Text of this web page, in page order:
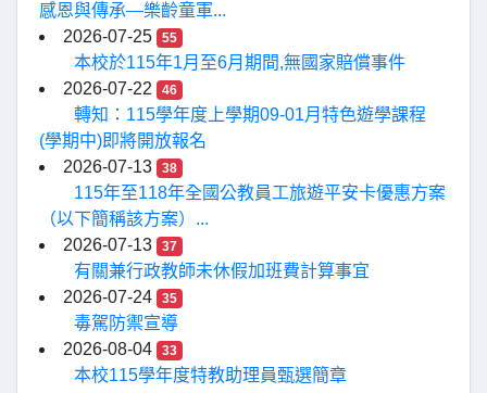
感恩與傳承—樂齡童軍...
2026-07-25
55
本校於115年1月至6月期間,無國家賠償事件
2026-07-22
46
轉知：115學年度上學期09-01月特色遊學課程
(學期中)即將開放報名
2026-07-13
38
115年至118年全國公教員工旅遊平安卡優惠方案
（以下簡稱該方案）...
2026-07-13
37
有關兼行政教師未休假加班費計算事宜
2026-07-24
35
毒駕防禦宣導
2026-08-04
33
本校115學年度特教助理員甄選簡章